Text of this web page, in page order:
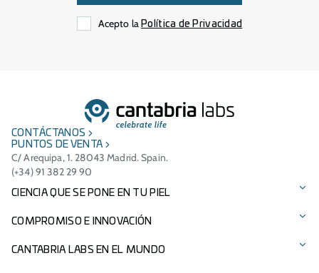
Acepto laPolítica de Privacidad
CONTÁCTANOS
PUNTOS DE VENTA
C/ Arequipa, 1. 28043 Madrid. Spain.
(+34) 91 382 29 90
CIENCIA QUE SE PONE EN TU PIEL
Protección solar
Cuidado facial
COMPROMISO E INNOVACIÓN
Tecnologías patentadas
CANTABRIA LABS EN EL MUNDO